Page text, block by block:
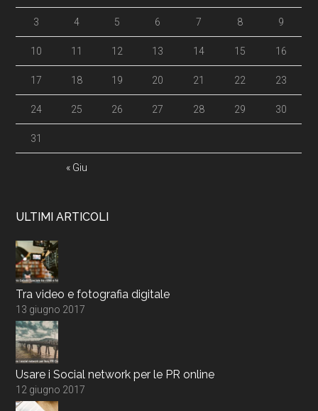
« Giu
3 4 5 6 7 8 9
10 11 12 13 14 15 16
17 18 19 20 21 22 23
24 25 26 27 28 29 30
31
ULTIMI ARTICOLI
Tra video e fotografia digitale
13 giugno 2017
Usare i Social network per le PR online
12 giugno 2017